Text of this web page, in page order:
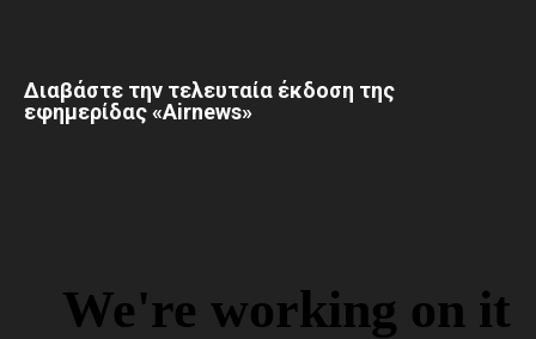
Διαβάστε την τελευταία έκδοση της
εφημερίδας «Airnews»